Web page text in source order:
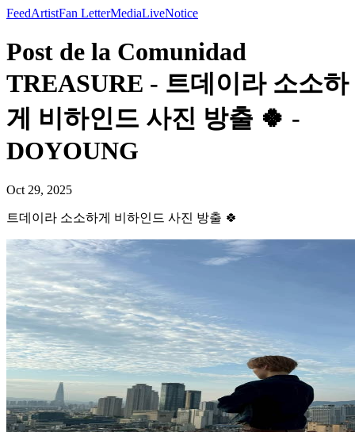
FeedArtistFan LetterMediaLiveNotice
Post de la Comunidad
TREASURE - 트데이라 소소하
게 비하인드 사진 방출 🍀 -
DOYOUNG
Oct 29, 2025
트데이라 소소하게 비하인드 사진 방출 🍀